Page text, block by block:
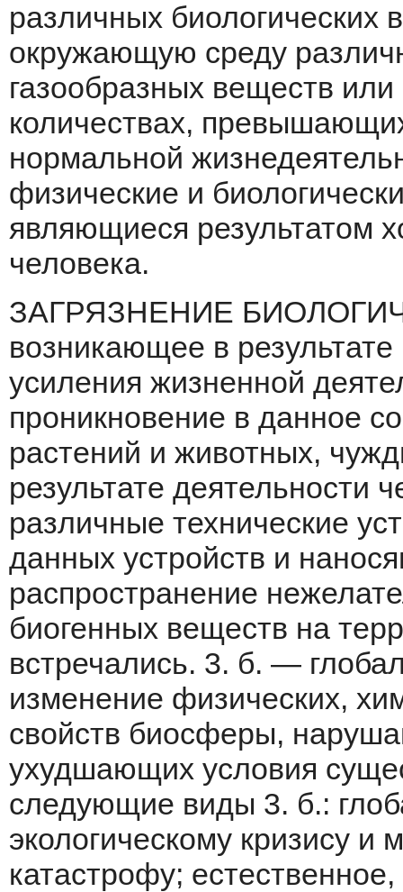
различных биологических
окружаю­щую среду
газообразных веществ
количествах,
нормальной
физические и
являющиеся результатом
человека.
ЗАГРЯЗНЕНИЕ
возникаю­щее в
усиления жизненной
проникновение в данное
растений и животных,
результате деятельности
различные техни­ческие
данных устройств и
распространение
биогенных веществ на
встречались. 3. б. —
изменение фи­зических,
свойств биосферы,
ухудшающих условия
следующие виды 3. б.:
экологическому кризису и
катастро­фу;